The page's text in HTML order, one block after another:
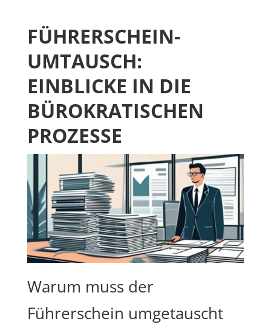
FÜHRERSCHEIN-
UMTAUSCH:
EINBLICKE IN DIE
BÜROKRATISCHEN
PROZESSE
Warum muss der
Führerschein umgetauscht